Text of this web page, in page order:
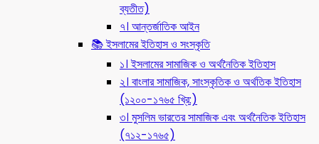
ব্যতীত)
৭। আন্তর্জাতিক আইন
📚 ইসলামের ইতিহাস ও সংস্কৃতি
১। ইসলামের সামাজিক ও অর্থনৈতিক ইতিহাস
২। বাংলার সামাজিক, সাংস্কৃতিক ও অর্থতিক ইতিহাস
(১২০০-১৭৬৫ খ্রি:)
৩। মুসলিম ভারতের সামাজিক এবং অর্থনৈতিক ইতিহাস
(৭১২-১৭৬৫)